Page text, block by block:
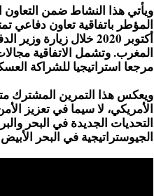
ويأتي هذا النشاط ضمن
المؤطر باتفاقية تعاون دفاعي
أكتوبر 2020 خلال
المغرب. وتشمل الاتفاقية
مرجعا استراتيجيا للشراكة
ويعكس هذا التمرين المشترك
الأمريكي، لا سيما في تعزيز
التحديات الجديدة في البحر
الجيوستراتيجية في البحر